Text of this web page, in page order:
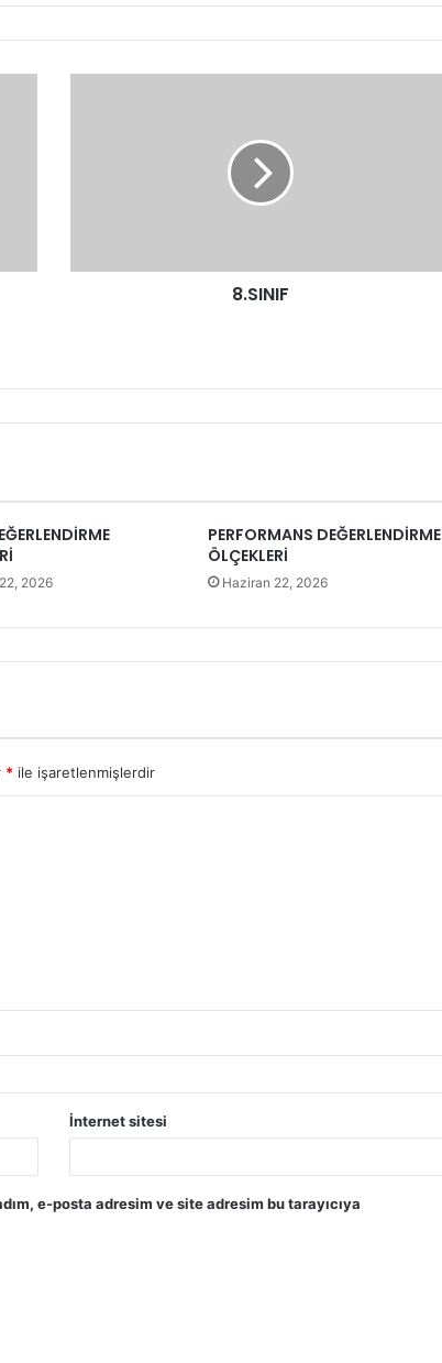
8.SINIF
2026
PERFORMANS DEĞERLENDİRME
ÖLÇEKLERİ
Haziran 22, 2026
* ile işaretlenmişlerdir
İnternet sitesi
e-posta adresim ve site adresim bu tarayıcıya